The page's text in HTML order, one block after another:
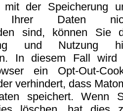
der Speicherung
Ihrer Daten
sind, können Sie
und Nutzung
In diesem Fall wird
ein Opt-Out-
verhindert, dass
speichert. Wenn